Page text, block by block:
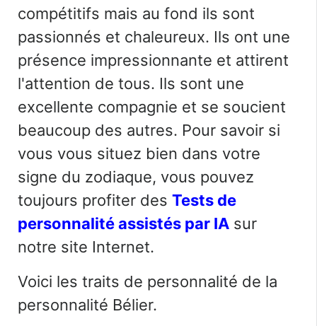
compétitifs mais au fond ils sont
passionnés et chaleureux. Ils ont une
présence impressionnante et attirent
l'attention de tous. Ils sont une
excellente compagnie et se soucient
beaucoup des autres. Pour savoir si
vous vous situez bien dans votre
signe du zodiaque, vous pouvez
toujours profiter des Tests de
personnalité assistés par IA sur
notre site Internet.
Voici les traits de personnalité de la
personnalité Bélier.